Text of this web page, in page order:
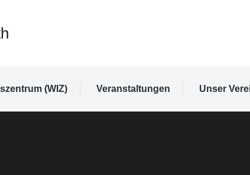
(WIZ) Veranstaltungen Unser